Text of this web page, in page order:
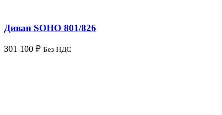
Диван SOHO 801/826
301 100 ₽ Без НДС